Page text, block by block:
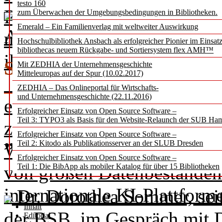
testo 160
zum Überwachen der Umgebungsbedingungen in Bibliotheken.
Emerald – Ein Familienverlag mit weltweiter Auswirkung
Hochschulbibliothek Ansbach als erfolgreicher Pionier im
bibliothecas neuem Rückgabe- und Sortiersystem flex AMH™
Mit ZEDHIA der Unternehmensgeschichte
Mitteleuropas auf der Spur (10.02.2017)
ZEDHIA – Das Onlineportal für Wirtschafts-
und Unternehmensgeschichte (22.11.2016)
Erfolgreicher Einsatz von Open Source Software –
Teil 3: TYPO3 als Basis für den Website-Relaunch der SUB
Erfolgreicher Einsatz von Open Source Software –
Teil 2: Kitodo als Publikationsserver an der SLUB Dresden
Erfolgreicher Einsatz von Open Source Software –
Teil 1: Die BibApp als mobiler Katalog für über 15 Bibliotheken
Inhalt
Editorial
RWTH Aachen die
umständlichen und
ihrer Bestände.
Ein Beitrag von Stefan
einsetzbaren KI-
zweiten Perspektive auf
Website finden, widmet er
von großen
internationale KI-
Ausgabe 5 / 2025 als PDF
SOMMERINTERVIEW
„Die Zeit der
Dr. Dorothea Sommer,